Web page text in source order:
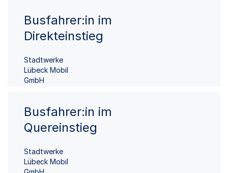
Busfahrer:in im
Direkteinstieg
Stadtwerke
Lübeck Mobil
GmbH
Busfahrer:in im
Quereinstieg
Stadtwerke
Lübeck Mobil